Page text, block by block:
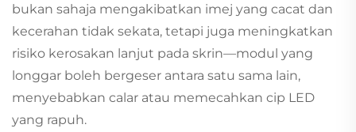
bukan sahaja mengakibatkan imej yang cacat dan
kecerahan tidak sekata, tetapi juga meningkatkan
risiko kerosakan lanjut pada skrin—modul yang
longgar boleh bergeser antara satu sama lain,
menyebabkan calar atau memecahkan cip LED
yang rapuh.